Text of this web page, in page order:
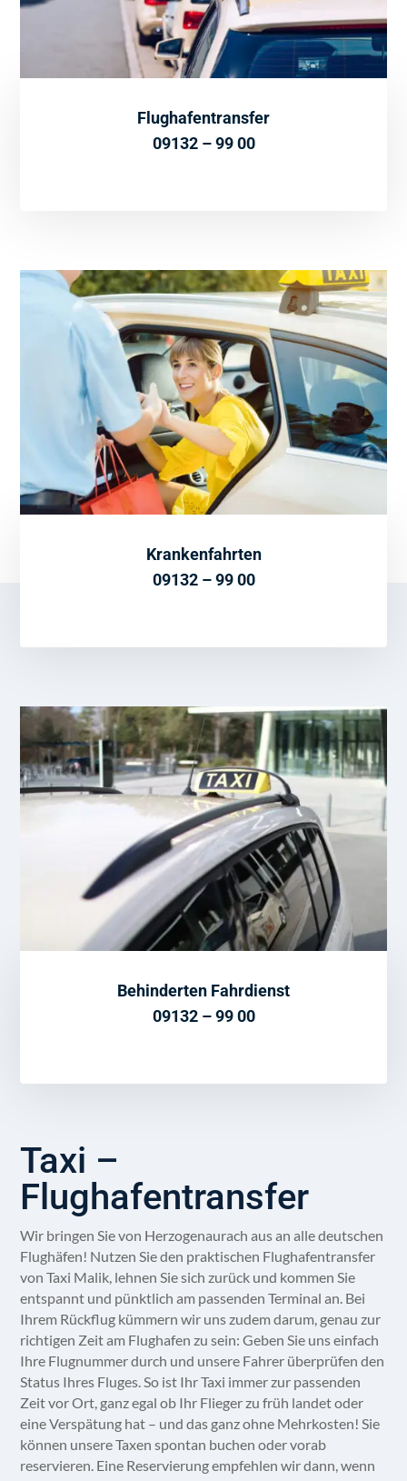
Flughafentransfer
09132 – 99 00
Krankenfahrten
09132 – 99 00
Behinderten Fahrdienst
09132 – 99 00
Taxi –
Flughafentransfer
Wir bringen Sie von Herzogenaurach aus an alle deutschen
Flughäfen! Nutzen Sie den praktischen Flughafentransfer
von Taxi Malik, lehnen Sie sich zurück und kommen Sie
entspannt und pünktlich am passenden Terminal an. Bei
Ihrem Rückflug kümmern wir uns zudem darum, genau zur
richtigen Zeit am Flughafen zu sein: Geben Sie uns einfach
Ihre Flugnummer durch und unsere Fahrer überprüfen den
Status Ihres Fluges. So ist Ihr Taxi immer zur passenden
Zeit vor Ort, ganz egal ob Ihr Flieger zu früh landet oder
eine Verspätung hat – und das ganz ohne Mehrkosten! Sie
können unsere Taxen spontan buchen oder vorab
reservieren. Eine Reservierung empfehlen wir dann, wenn